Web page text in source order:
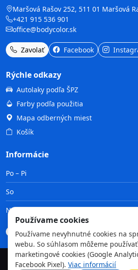
Maršová Rašov 252, 511 01 Maršová
+421 915 536 901
office@bodycolor.sk
Zavolať Facebook
Rýchle odkazy
Autolaky podľa ŠPZ
Farby podľa použitia
Mapa odberných miest
Košík
Informácie
Po – Pi
So
Ne
Doprava Platba Obchodné podmienky
©2026TvojaFarba.sk • Všetky
Používame cookies
Používame nevyhnutné cookies na
webu. So súhlasom môžeme
marketingové cookies (Google
Facebook Pixel). Viac informácií